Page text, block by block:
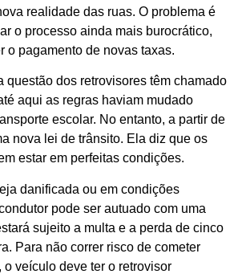
realidade das ruas. O problema é
o processo ainda mais burocrático,
o pagamento de novas taxas.
questão dos retrovisores têm chamado
aqui as regras haviam mudado
escolar. No entanto, a partir de
nova lei de trânsito. Ela diz que os
estar em perfeitas condições.
danificada ou em condições
pode ser autuado com uma
sujeito a multa e a perda de cinco
Para não correr risco de cometer
o veículo deve ter o retrovisor